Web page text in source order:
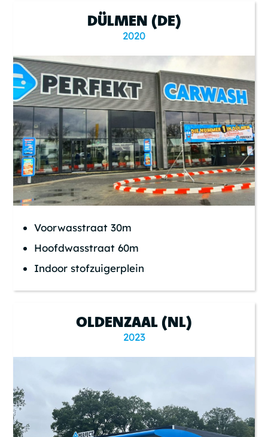
DÜLMEN (DE)
2020
Voorwasstraat 30m
Hoofdwasstraat 60m
Indoor stofzuigerplein
OLDENZAAL (NL)
2023